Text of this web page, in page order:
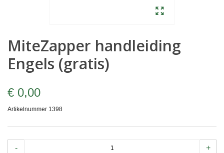
MiteZapper handleiding
Engels (gratis)
€ 0,00
Artikelnummer 1398
- +